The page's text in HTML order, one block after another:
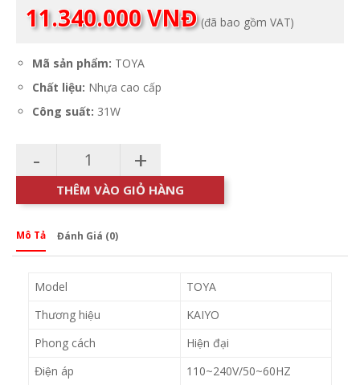
gốc
là:
11.340.000VNĐGiá
hiện
(đã bao gồm VAT)
Mã sản phẩm: TOYA
Chất liệu: Nhựa cao cấp
Công suất: 31W
- +
THÊM VÀO GIỎ HÀNG
Mô Tả Đánh Giá (0)
Model
TOYA
Thương hiệu
KAIYO
Phong cách
Hiện đại
Điện áp
110~240V/50~60HZ